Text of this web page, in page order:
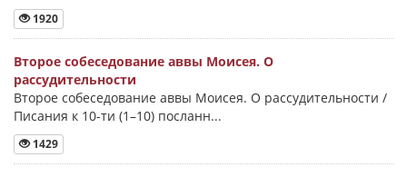
1920
Второе собеседование аввы Моисея. О
рассудительности
Второе собеседование аввы Моисея. О рассудительности /
Писания к 10-ти (1–10) посланн...
1429